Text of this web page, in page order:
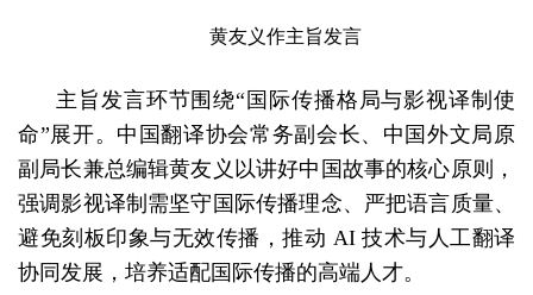
黄友义作主旨发言
主旨发言环节围绕“国际传播格局与影视译制使
命”展开。中国翻译协会常务副会长、中国外文局原
副局长兼总编辑黄友义以讲好中国故事的核心原则，
强调影视译制需坚守国际传播理念、严把语言质量、
避免刻板印象与无效传播，推动 AI 技术与人工翻译
协同发展，培养适配国际传播的高端人才。